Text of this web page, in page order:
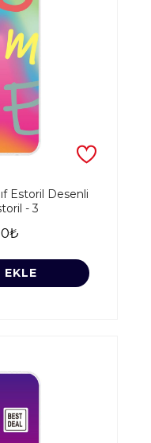
Estoril Desenli
- 3
EKLE